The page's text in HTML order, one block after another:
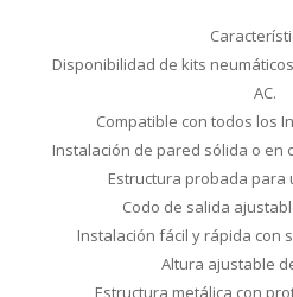
Disponibilidad de kits
AC.
Compatible con todos los
Instalación de pared sólida o
Estructura probada para
Codo de salida
Instalación fácil y rápida con
Altura ajustable
Estructura metálica con